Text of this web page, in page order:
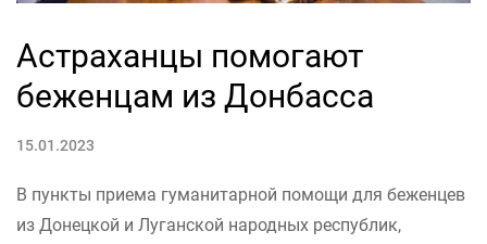
Астраханцы помогают
беженцам из Донбасса
15.01.2023
В пункты приема гуманитарной помощи для беженцев
из Донецкой и Луганской народных республик,